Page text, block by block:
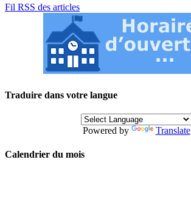
Fil RSS des articles
Traduire dans votre langue
Powered by Translate
Calendrier du mois